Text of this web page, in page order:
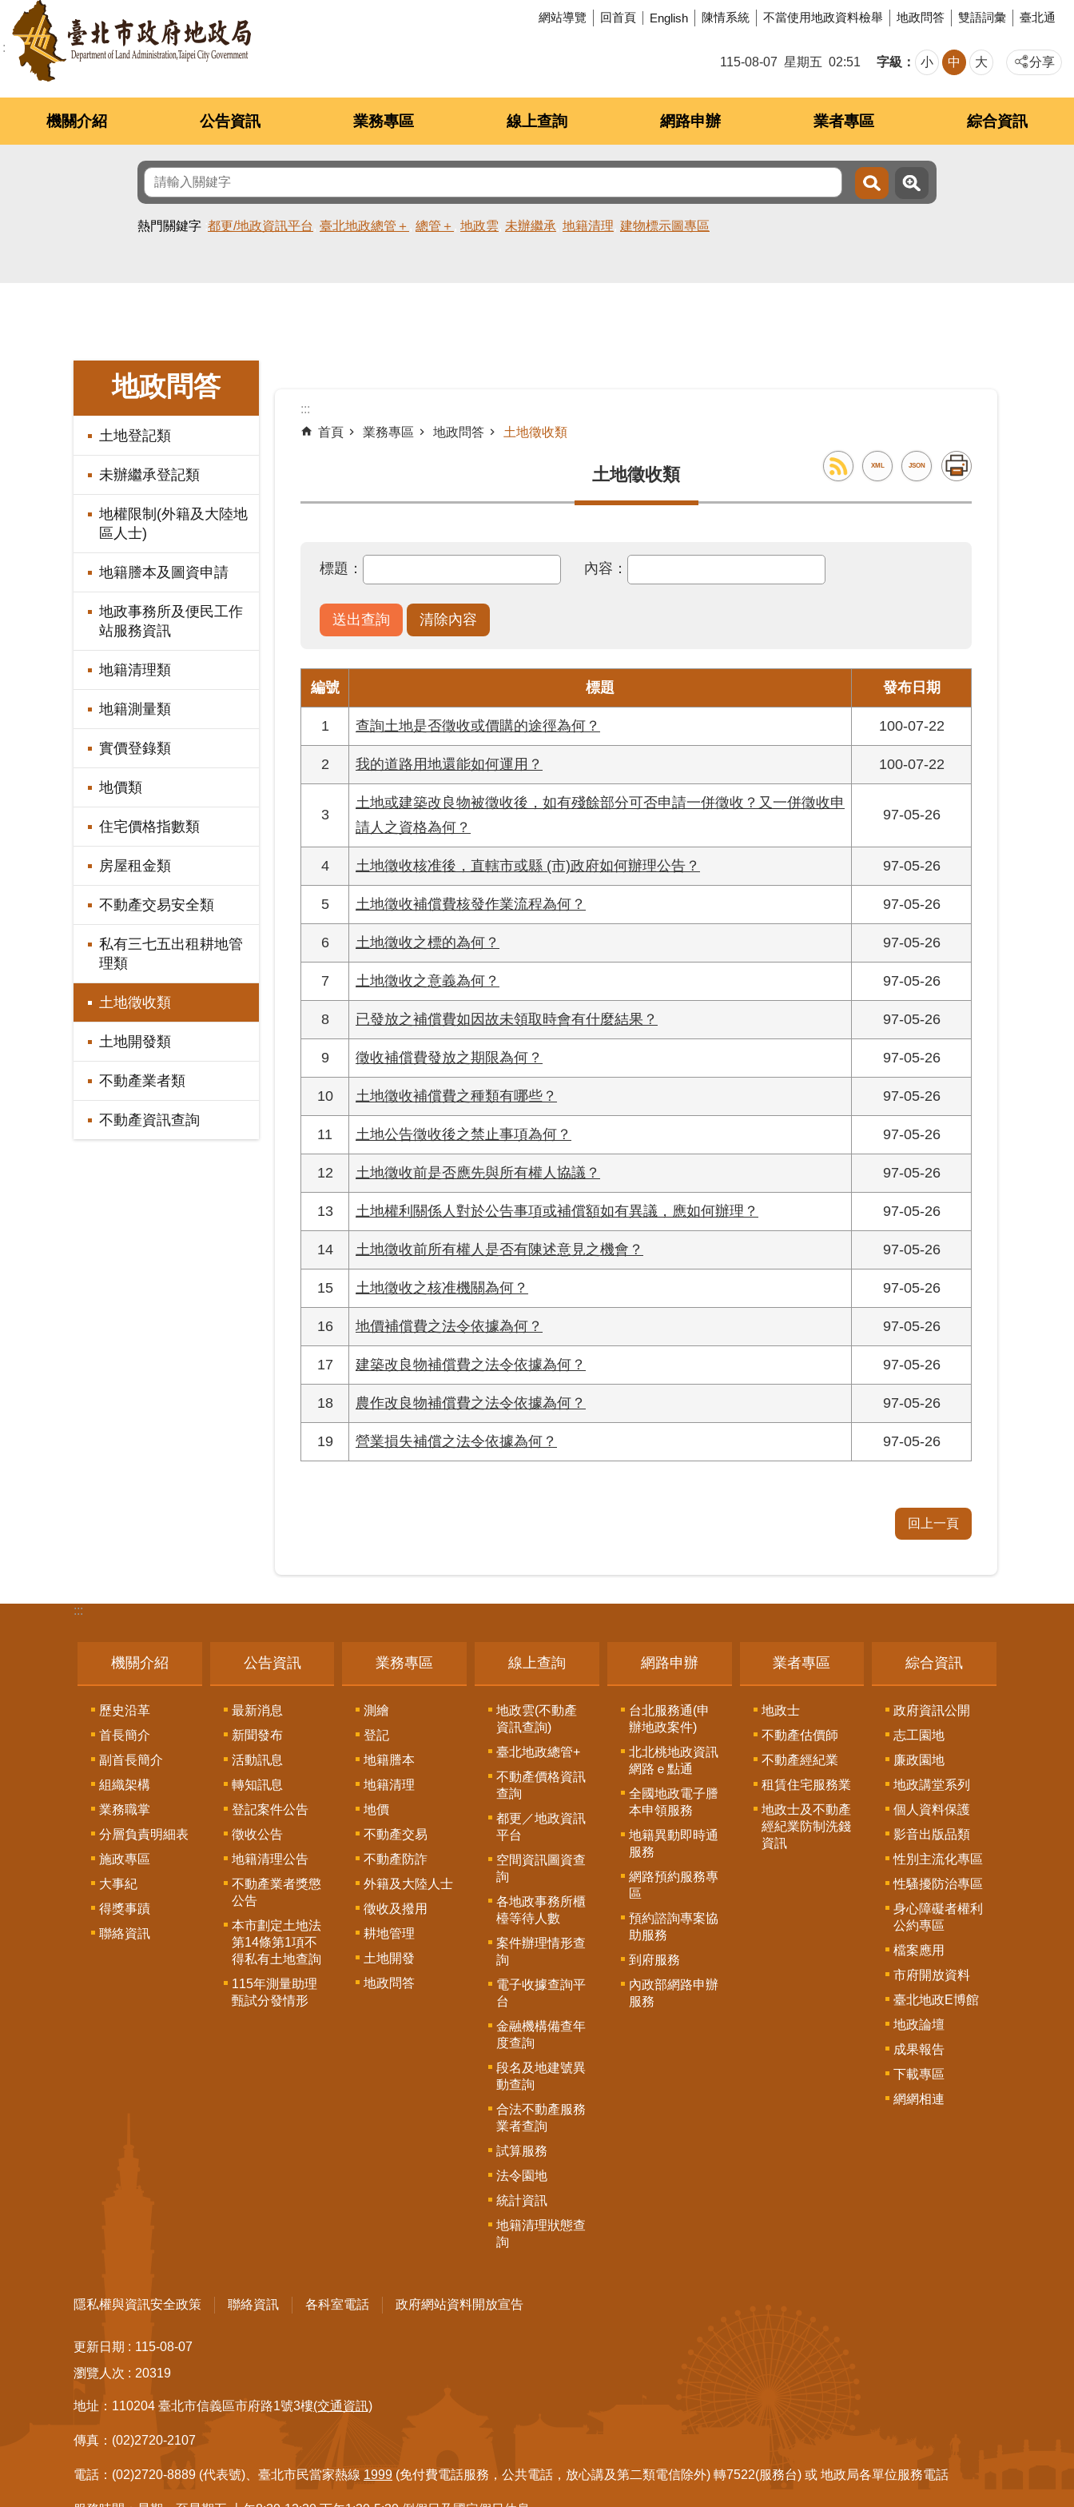
跳到主要內容區塊 網站導覽 回首頁 English 陳情系統 不當使用地政資料檢舉 地政問答 雙語詞彙 臺北通
115-08-07 星期五 02:51 字級 小 中 大 分享
機關介紹 公告資訊 業務專區 線上查詢 網路申辦 業者專區 綜合資訊
熱門關鍵字 都更/地政資訊平台 臺北地政總管＋ 總管＋ 地政雲 未辦繼承 地籍清理 建物標示圖專區
地政問答
土地登記類
未辦繼承登記類
地權限制(外籍及大陸地
區人士)
地籍謄本及圖資申請
地政事務所及便民工作
站服務資訊
地籍清理類
地籍測量類
實價登錄類
地價類
住宅價格指數類
房屋租金類
不動產交易安全類
私有三七五出租耕地管
理類
土地徵收類
土地開發類
不動產業者類
不動產資訊查詢
:::
首頁
業務專區 地政問答 土地徵收類
土地徵收類 XML JSON
標題： 內容：
編號 標題 發布日期
1 查詢土地是否徵收或價購的途徑為何？ 100-07-22
2 我的道路用地還能如何運用？ 100-07-22
3
土地或建築改良物被徵收後，如有殘餘部分可否申請一併徵收？又一併徵收申
請人之資格為何？
97-05-26
4 土地徵收核准後，直轄市或縣 (市)政府如何辦理公告？ 97-05-26
5 土地徵收補償費核發作業流程為何？ 97-05-26
6 土地徵收之標的為何？ 97-05-26
7 土地徵收之意義為何？ 97-05-26
8 已發放之補償費如因故未領取時會有什麼結果？ 97-05-26
9 徵收補償費發放之期限為何？ 97-05-26
10 土地徵收補償費之種類有哪些？ 97-05-26
11 土地公告徵收後之禁止事項為何？ 97-05-26
12 土地徵收前是否應先與所有權人協議？ 97-05-26
13 土地權利關係人對於公告事項或補償額如有異議，應如何辦理？ 97-05-26
14 土地徵收前所有權人是否有陳述意見之機會？ 97-05-26
15 土地徵收之核准機關為何？ 97-05-26
16 地價補償費之法令依據為何？ 97-05-26
17 建築改良物補償費之法令依據為何？ 97-05-26
18 農作改良物補償費之法令依據為何？ 97-05-26
19 營業損失補償之法令依據為何？ 97-05-26
回上一頁
:::
機關介紹
歷史沿革
首長簡介
副首長簡介
組織架構
業務職掌
分層負責明細表
施政專區
大事紀
得獎事蹟
聯絡資訊
公告資訊
最新消息
新聞發布
活動訊息
轉知訊息
登記案件公告
徵收公告
地籍清理公告
不動產業者獎懲
公告
本市劃定土地法
第14條第1項不
得私有土地查詢
115年測量助理
甄試分發情形
業務專區
測繪
登記
地籍謄本
地籍清理
地價
不動產交易
不動產防詐
外籍及大陸人士
徵收及撥用
耕地管理
土地開發
地政問答
線上查詢
地政雲(不動產
資訊查詢)
臺北地政總管+
不動產價格資訊
查詢
都更／地政資訊
平台
空間資訊圖資查
詢
各地政事務所櫃
檯等待人數
案件辦理情形查
詢
電子收據查詢平
台
金融機構備查年
度查詢
段名及地建號異
動查詢
合法不動產服務
業者查詢
試算服務
法令園地
統計資訊
地籍清理狀態查
詢
網路申辦
台北服務通(申
辦地政案件)
北北桃地政資訊
網路ｅ點通
全國地政電子謄
本申領服務
地籍異動即時通
服務
網路預約服務專
區
預約諮詢專案協
助服務
到府服務
內政部網路申辦
服務
業者專區
地政士
不動產估價師
不動產經紀業
租賃住宅服務業
地政士及不動產
經紀業防制洗錢
資訊
綜合資訊
政府資訊公開
志工園地
廉政園地
地政講堂系列
個人資料保護
影音出版品類
性別主流化專區
性騷擾防治專區
身心障礙者權利
公約專區
檔案應用
市府開放資料
臺北地政E博館
地政論壇
成果報告
下載專區
網網相連
隱私權與資訊安全政策 聯絡資訊 各科室電話 政府網站資料開放宣告
更新日期
115-08-07
瀏覽人次
20319
地址：110204 臺北市信義區市府路1號3樓(交通資訊)
傳真：(02)2720-2107
電話：(02)2720-8889 (代表號)、臺北市民當家熱線 1999 (免付費電話服務，公共電話，放心講及第二類電信除外) 轉7522(服務台) 或 地政局各單位服務電話